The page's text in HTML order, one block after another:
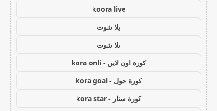
koora live
يلا شوت
يلا شوت
كورة اون لاين - kora onli
كورة جول - kora goal
كورة ستار - kora star